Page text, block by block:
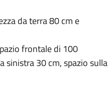
da terra 80 cm e
frontale di 100
sinistra 30 cm, spazio sulla